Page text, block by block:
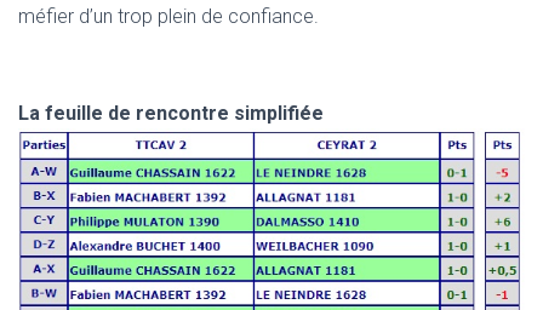
méfier d’un trop plein de confiance.
La feuille de rencontre simplifiée